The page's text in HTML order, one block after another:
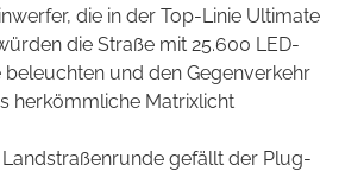
die in der Top-Linie Ultimate
die Straße mit 25.600 LED-
beleuchten und den Gegenverkehr
herkömmliche Matrixlicht
gefällt der Plug-